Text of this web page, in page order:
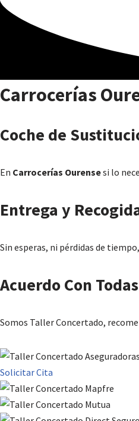
contenido
Carrocerías
Coche de
En Carrocerías Ourensesi lo
Entrega y
Sin esperas, ni pérdidas de
Acuerdo Con
Somos Taller Concertado,
Solicitar Cita